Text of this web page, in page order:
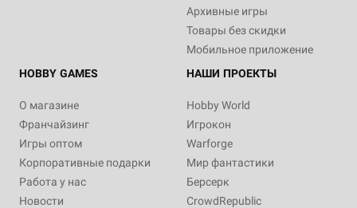
Архивные игры
Товары без скидки
Мобильное приложение
HOBBY GAMES
О магазине
Франчайзинг
Игры оптом
Корпоративные подарки
Работа у нас
Новости
НАШИ ПРОЕКТЫ
Hobby World
Игрокон
Warforge
Мир фантастики
Берсерк
CrowdRepublic